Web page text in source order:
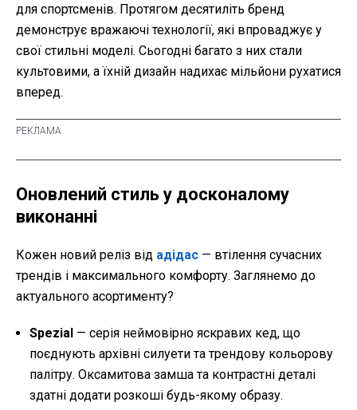
для спортсменів. Протягом десятиліть бренд
демонструє вражаючі технології, які впроваджує у
свої стильні моделі. Сьогодні багато з них стали
культовими, а їхній дизайн надихає мільйони рухатися
вперед.
Оновлений стиль у досконалому
виконанні
Кожен новий реліз від адідас — втілення сучасних
трендів і максимального комфорту. Заглянемо до
актуального асортименту?
Spezial — серія неймовірно яскравих кед, що
поєднують архівні силуети та трендову кольорову
палітру. Оксамитова замша та контрастні деталі
здатні додати розкоші будь-якому образу.